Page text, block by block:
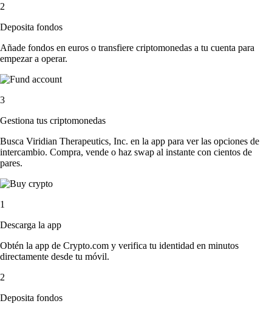
2
Deposita fondos
Añade fondos en euros o transfiere criptomonedas a tu cuenta para
empezar a operar.
3
Gestiona tus criptomonedas
Busca Viridian Therapeutics, Inc. en la app para ver las opciones de
intercambio. Compra, vende o haz swap al instante con cientos de
pares.
1
Descarga la app
Obtén la app de Crypto.com y verifica tu identidad en minutos
directamente desde tu móvil.
2
Deposita fondos